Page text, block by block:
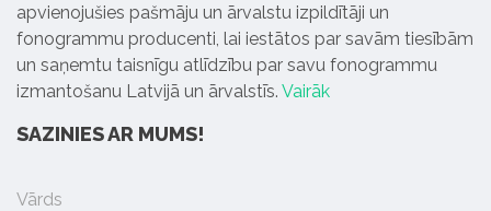
apvienojušies pašmāju un ārvalstu izpildītāji un
fonogrammu producenti, lai iestātos par savām tiesībām
un saņemtu taisnīgu atlīdzību par savu fonogrammu
izmantošanu Latvijā un ārvalstīs. Vairāk
SAZINIES AR MUMS!
Vārds